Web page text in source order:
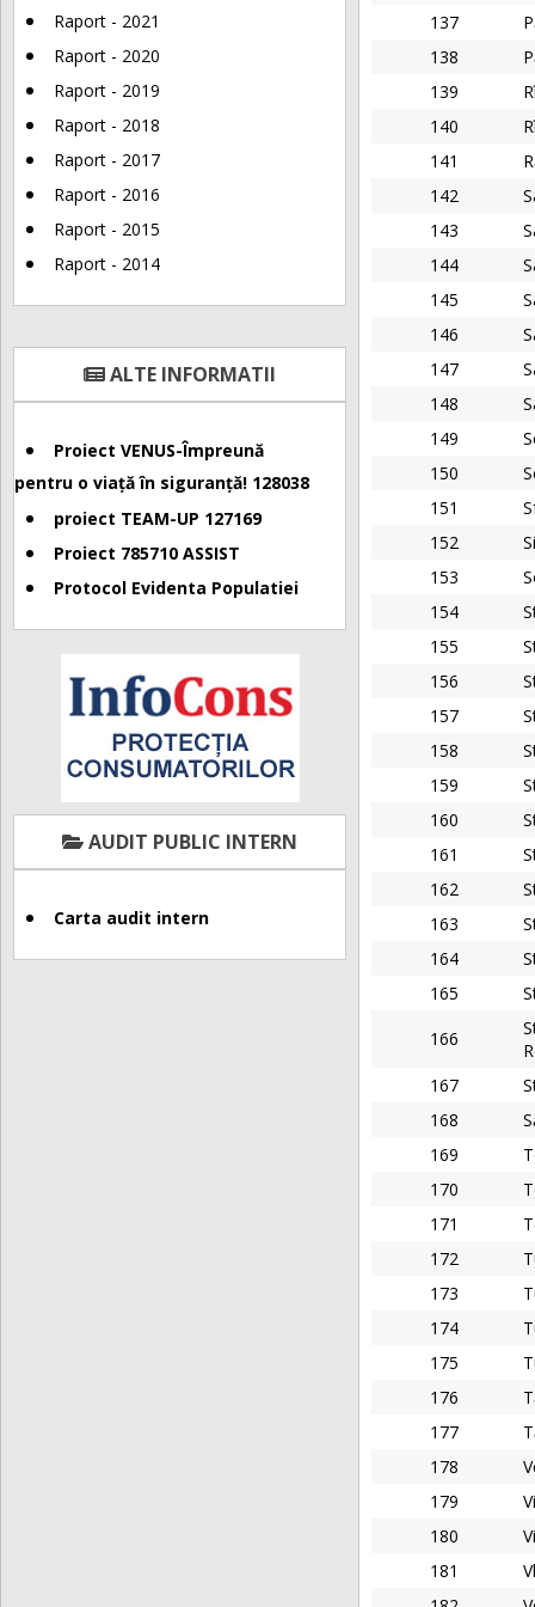
Raport - 2021
Raport - 2020
Raport - 2019
Raport - 2018
Raport - 2017
Raport - 2016
Raport - 2015
Raport - 2014
ALTE INFORMATII
Proiect VENUS-Împreună
pentru o viață în siguranță! 128038
proiect TEAM-UP 127169
Proiect 785710 ASSIST
Protocol Evidenta Populatiei
AUDIT PUBLIC INTERN
Carta audit intern
137
138
139
140
141
142
143
144
145
146
147
148
149
150
151
152
153
154
155
156
157
158
159
160
161
162
163
164
165
166
167
168
169
170
171
172
173
174
175
176
177
178
179
180
181